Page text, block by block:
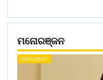
ମନୋରଞ୍ଜନ
ମନୋରଞ୍ଜନ